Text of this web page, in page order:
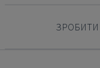
ЗРОБИТИ